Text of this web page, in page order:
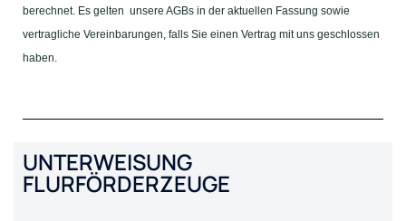
berechnet. Es gelten unsere AGBs in der aktuellen Fassung sowie
vertragliche Vereinbarungen, falls Sie einen Vertrag mit uns geschlossen
haben.
UNTERWEISUNG
FLURFÖRDERZEUGE